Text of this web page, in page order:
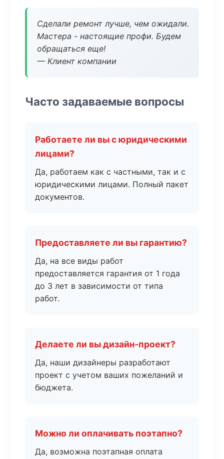
Сделали ремонт лучше, чем ожидали.
Мастера - настоящие профи. Будем
обращаться еще!
— Клиент компании
Часто задаваемые вопросы
Работаете ли вы с юридическими
лицами?
Да, работаем как с частными, так и с
юридическими лицами. Полный пакет
документов.
Предоставляете ли вы гарантию?
Да, на все виды работ
предоставляется гарантия от 1 года
до 3 лет в зависимости от типа
работ.
Делаете ли вы дизайн-проект?
Да, наши дизайнеры разработают
проект с учетом ваших пожеланий и
бюджета.
Можно ли оплачивать поэтапно?
Да, возможна поэтапная оплата